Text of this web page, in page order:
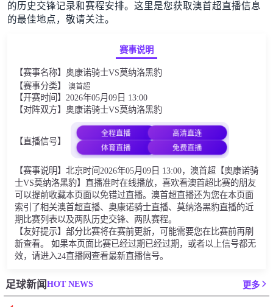
的历史交锋记录和赛程安排。这里是您获取澳首超直播信息
的最佳地点，敬请关注。
赛事说明
【赛事名称】奥康诺骑士VS莫纳洛黑豹
【赛事分类】 澳首超
【开赛时间】2026年05月09日 13:00
【对阵双方】奥康诺骑士VS莫纳洛黑豹
【直播信号】
全程直播 高清直连
体育直播 免费直播
【赛事说明】北京时间2026年05月09日 13:00，澳首超【奥康诺骑
士VS莫纳洛黑豹】直播准时在线播放，喜欢看澳首超比赛的朋友
可以提前收藏本页面以免错过直播。澳首超直播还为您在本页面
索引了相关澳首超直播、奥康诺骑士直播、莫纳洛黑豹直播的近
期比赛列表以及两队历史交锋、两队赛程。
【友好提示】部分比赛将在赛前更新，可能需要您在比赛前再刷
新查看。 如果本页面比赛已经过期已经过期，或者以上信号都无
效，请进入24直播网查看最新直播信号。
足球新闻HOT NEWS 更多